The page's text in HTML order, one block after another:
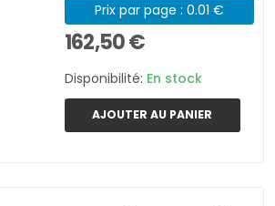
Prix par page : 0.01 €
162,50 €
Disponibilité: En stock
AJOUTER AU PANIER